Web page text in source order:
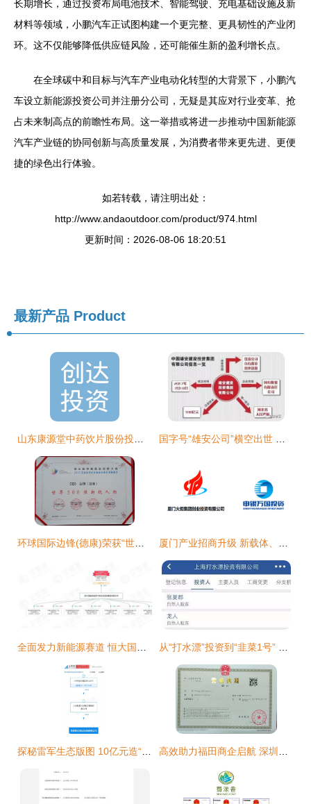
长期增长，通过投资布局电池技术、智能驾驶、充电基础设施及新
材料等领域，小鹏汽车正试图构建一个更完整、更具韧性的产业闭
环。这不仅能够降低供应链风险，还可能催生新的盈利增长点。
在全球碳中和目标与汽车产业电动化转型的大背景下，小鹏汽
车设立新能源投资公司并注册分公司，无疑是其应对行业变革、抢
占未来制高点的前瞻性布局。这一举措或将进一步推动中国新能源
汽车产业链的协同创新与高质量发展，为消费者带来更先进、更便
捷的绿色出行体验。
如若转载，请注明出处：
http://www.andaoutdoor.com/product/974.html
更新时间：2026-08-06 18:20:51
最新产品 Product